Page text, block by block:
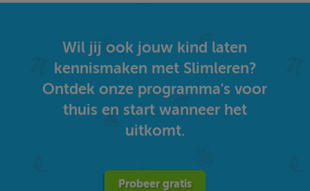
Wil jij ook jouw kind laten
kennismaken met Slimleren?
Ontdek onze programma's voor
thuis en start wanneer het
uitkomt.
Probeer gratis